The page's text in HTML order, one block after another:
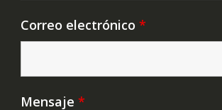
Correo electrónico *
Mensaje *